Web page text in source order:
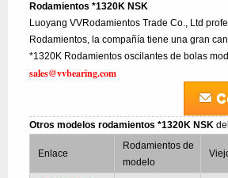
Rodamientos *1320K NSK
Luoyang VVRodamientos Trade Co., Ltd
Rodamientos, la compañía tiene una gran
*1320K Rodamientos oscilantes de bolas
sales@vvbearing.com
Otros modelos rodamientos *1320K NSK
Enlace
Rodamientos de
modelo